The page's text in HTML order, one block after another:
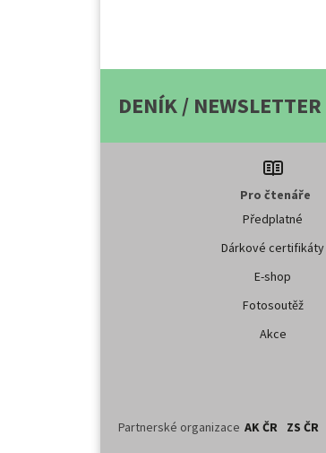
DENÍK / NEWSLETTER
Pro čtenáře
Předplatné
Dárkové certifikáty
E-shop
Fotosoutěž
Akce
Partnerské organizace AK ČR ZS ČR